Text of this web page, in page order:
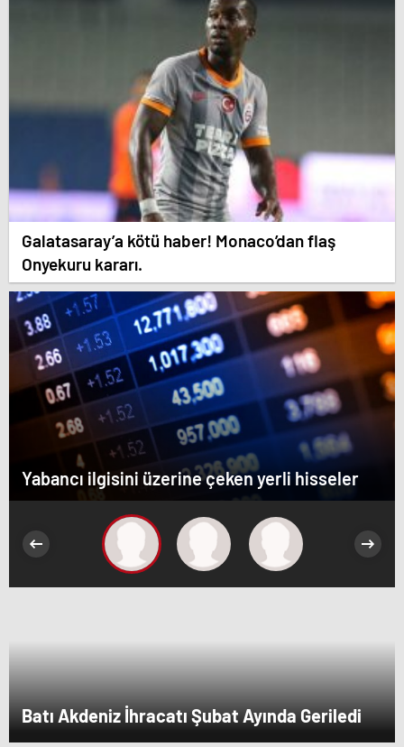
Galatasaray’a kötü haber! Monaco’dan flaş
Onyekuru kararı.
Yabancı ilgisini üzerine çeken yerli hisseler
Batı Akdeniz İhracatı Şubat Ayında Geriledi